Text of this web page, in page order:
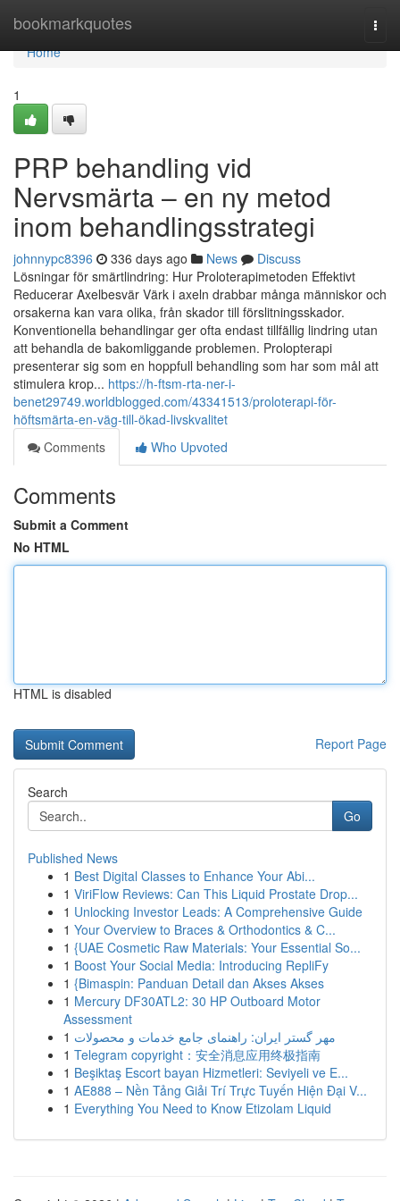
bookmarkquotes
Home
Home
1
PRP behandling vid
Nervsmärta – en ny metod
inom behandlingsstrategi
johnnypc8396 336 days ago News
Discuss
Lösningar för smärtlindring: Hur Proloterapimetoden Effektivt
Reducerar Axelbesvär Värk i axeln drabbar många människor och
orsakerna kan vara olika, från skador till förslitningsskador.
Konventionella behandlingar ger ofta endast tillfällig lindring utan
att behandla de bakomliggande problemen. Prolopterapi
presenterar sig som en hoppfull behandling som har som mål att
stimulera krop... https://h-ftsm-rta-ner-i-
benet29749.worldblogged.com/43341513/proloterapi-för-
höftsmärta-en-väg-till-ökad-livskvalitet
Comments
Who Upvoted
Comments
Submit a Comment
No HTML
HTML is disabled
Report Page
Search
Go
Published News
1 Best Digital Classes to Enhance Your Abi...
1 ViriFlow Reviews: Can This Liquid Prostate Drop...
1 Unlocking Investor Leads: A Comprehensive Guide
1 Your Overview to Braces & Orthodontics & C...
1 {UAE Cosmetic Raw Materials: Your Essential So...
1 Boost Your Social Media: Introducing RepliFy
1 {Bimaspin: Panduan Detail dan Akses Akses
1 Mercury DF30ATL2: 30 HP Outboard Motor
Assessment
1 مهر گستر ایران: راهنمای جامع خدمات و محصولات
1 Telegram copyright：安全消息应用终极指南
1 Beşiktaş Escort bayan Hizmetleri: Seviyeli ve E...
1 AE888 – Nền Tảng Giải Trí Trực Tuyến Hiện Đại V...
1 Everything You Need to Know Etizolam Liquid